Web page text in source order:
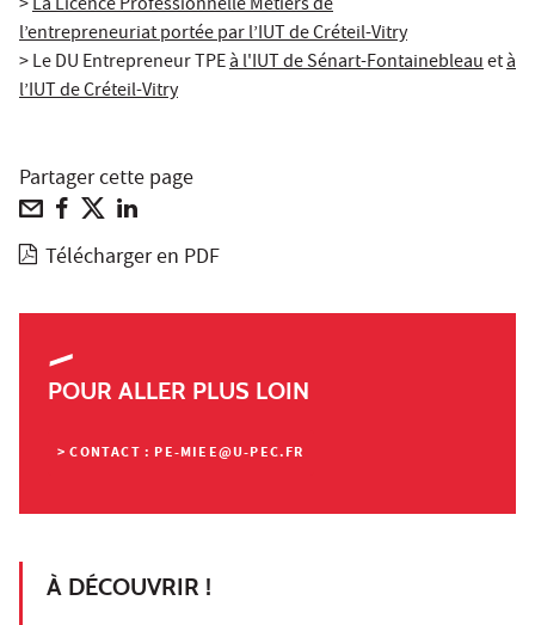
l’entrepreneuriat portée par l’IUT de Créteil-Vitry
> Le DU Entrepreneur TPEà l'IUT de Sénart-Fontainebleauetà
l’IUT de Créteil-Vitry
Partager cette page
Télécharger en PDF
POUR ALLER PLUS LOIN
> CONTACT : PE-MIEE@U-PEC.FR
À DÉCOUVRIR !